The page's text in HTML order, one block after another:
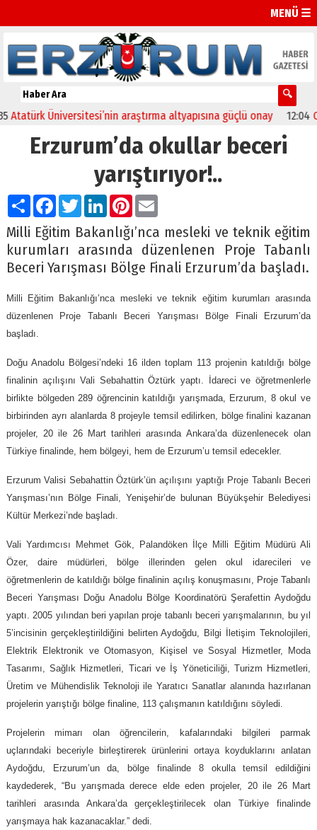
MENÜ ☰
Üniversitesi’nin araştırma altyapısına güçlü onay 12:04
Erzurum’da okullar beceri
yarıştırıyor!..
PaylaşFacebook
TwitterLinkedIn
Pinterest
Email
Milli Eğitim Bakanlığı’nca mesleki ve teknik eğitim
kurumları arasında düzenlenen Proje Tabanlı
Beceri Yarışması Bölge Finali Erzurum’da başladı.
Milli Eğitim Bakanlığı’nca mesleki ve teknik eğitim kurumları arasında
düzenlenen Proje Tabanlı Beceri Yarışması Bölge Finali Erzurum’da
başladı.
Doğu Anadolu Bölgesi’ndeki 16 ilden toplam 113 projenin katıldığı bölge
finalinin açılışını Vali Sebahattin Öztürk yaptı. İdareci ve öğretmenlerle
birlikte bölgeden 289 öğrencinin katıldığı yarışmada, Erzurum, 8 okul ve
birbirinden ayrı alanlarda 8 projeyle temsil edilirken, bölge finalini kazanan
projeler, 20 ile 26 Mart tarihleri arasında Ankara’da düzenlenecek olan
Türkiye finalinde, hem bölgeyi, hem de Erzurum’u temsil edecekler.
Erzurum Valisi Sebahattin Öztürk’ün açılışını yaptığı Proje Tabanlı Beceri
Yarışması’nın Bölge Finali, Yenişehir’de bulunan Büyükşehir Belediyesi
Kültür Merkezi’nde başladı.
Vali Yardımcısı Mehmet Gök, Palandöken İlçe Milli Eğitim Müdürü Ali
Özer, daire müdürleri, bölge illerinden gelen okul idarecileri ve
öğretmenlerin de katıldığı bölge finalinin açılış konuşmasını, Proje Tabanlı
Beceri Yarışması Doğu Anadolu Bölge Koordinatörü Şerafettin Aydoğdu
yaptı. 2005 yılından beri yapılan proje tabanlı beceri yarışmalarının, bu yıl
5’incisinin gerçekleştirildiğini belirten Aydoğdu, Bilgi İletişim Teknolojileri,
Elektrik Elektronik ve Otomasyon, Kişisel ve Sosyal Hizmetler, Moda
Tasarımı, Sağlık Hizmetleri, Ticari ve İş Yöneticiliği, Turizm Hizmetleri,
Üretim ve Mühendislik Teknoloji ile Yaratıcı Sanatlar alanında hazırlanan
projelerin yarıştığı bölge finaline, 113 çalışmanın katıldığını söyledi.
Projelerin mimarı olan öğrencilerin, kafalarındaki bilgileri parmak
uçlarındaki beceriyle birleştirerek ürünlerini ortaya koyduklarını anlatan
Aydoğdu, Erzurum’un da, bölge finalinde 8 okulla temsil edildiğini
kaydederek, “Bu yarışmada derece elde eden projeler, 20 ile 26 Mart
tarihleri arasında Ankara’da gerçekleştirilecek olan Türkiye finalinde
yarışmaya hak kazanacaklar.” dedi.